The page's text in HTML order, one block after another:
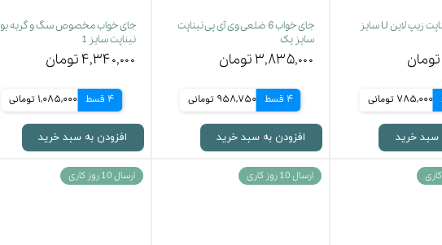
جای خواب نیناپت زیپ لاین U سایز
785,000 تومانی
سبد خرید
جای خواب 6 ضلعی وی آی پی نیناپت
سایز یک
۳,۸۳۵,۰۰۰ تومان
4 قسط 958,750 تومانی
افزودن به سبد خرید
جای خواب مخصوص سگ و گربه یو
نیناپت سایز 1
۴,۳۴۰,۰۰۰ تومان
4 قسط 1,085,000 تومانی
افزودن به سبد خرید
ارسال 10 روز کاری ارسال 10 روز کاری